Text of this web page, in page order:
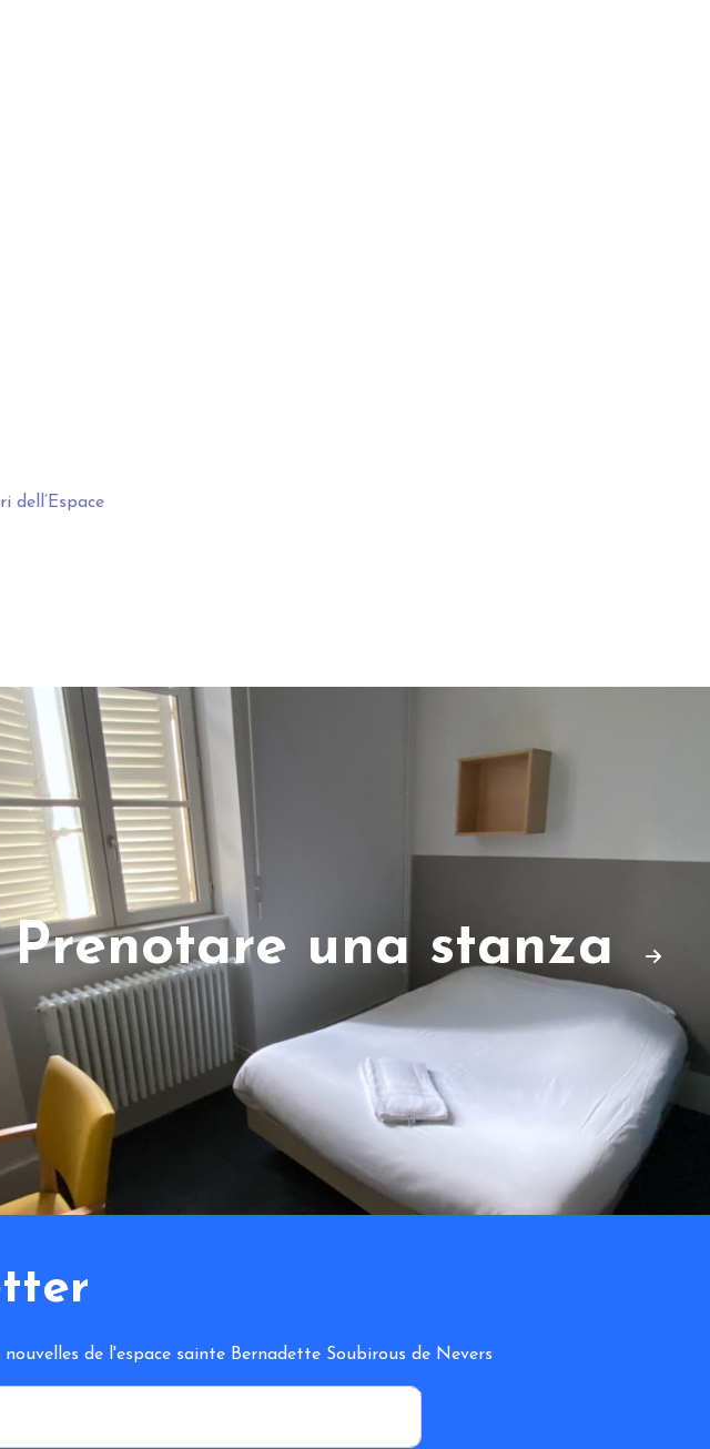
dell’Espace
Prenotare una stanza
de l'espace sainte Bernadette Soubirous de Nevers
*